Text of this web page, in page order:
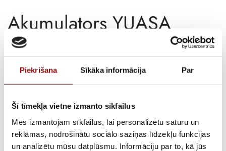
Piekrišana Sīkāka informācija Par
Šī tīmekļa vietne izmanto sīkfailus
Mēs izmantojam sīkfailus, lai personalizētu saturu un
reklāmas, nodrošinātu sociālo saziņas līdzekļu funkcijas
un analizētu mūsu datplūsmu. Informāciju par to, kā jūs
Akumulators YUASA
NPL38-12I, 12V 38Ah
€ 137,87
ar PVN
ARTIKULS 15154541
RAŽOTĀJA KODS NPL38-12I